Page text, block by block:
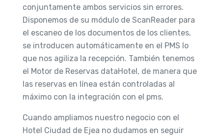
conjuntamente ambos servicios sin errores.
Disponemos de su módulo de ScanReader para
el escaneo de los documentos de los clientes,
se introducen automáticamente en el PMS lo
que nos agiliza la recepción. También tenemos
el Motor de Reservas dataHotel, de manera que
las reservas en línea están controladas al
máximo con la integración con el pms.
Cuando ampliamos nuestro negocio con el
Hotel Ciudad de Ejea no dudamos en seguir